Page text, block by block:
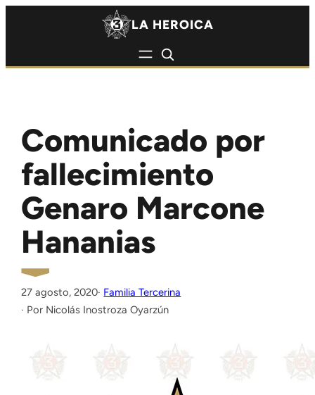
LA HEROICA
Comunicado por
fallecimiento
Genaro Marcone
Hananias
27 agosto, 2020· Familia Tercerina
Nicolás Inostroza Oyarzún